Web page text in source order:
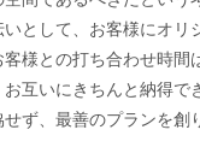
として、お客様にオリ
様との打ち合わせ時間
互いにきちんと納得で
ず、最善のプランを創